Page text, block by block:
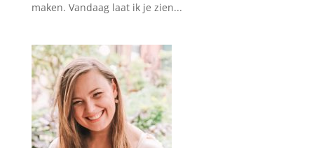
maken. Vandaag laat ik je zien...